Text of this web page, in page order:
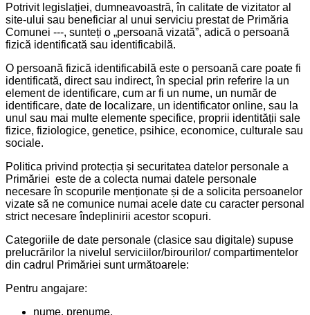
Potrivit legislației, dumneavoastră, în calitate de vizitator al
site-ului sau beneficiar al unui serviciu prestat de Primăria
Comunei ---, sunteți o „persoană vizată”, adică o persoană
fizică identificată sau identificabilă.
O persoană fizică identificabilă este o persoană care poate fi
identificată, direct sau indirect, în special prin referire la un
element de identificare, cum ar fi un nume, un număr de
identificare, date de localizare, un identificator online, sau la
unul sau mai multe elemente specifice, proprii identității sale
fizice, fiziologice, genetice, psihice, economice, culturale sau
sociale.
Politica privind protecția și securitatea datelor personale a
Primăriei este de a colecta numai datele personale
necesare în scopurile menționate și de a solicita persoanelor
vizate să ne comunice numai acele date cu caracter personal
strict necesare îndeplinirii acestor scopuri.
Categoriile de date personale (clasice sau digitale) supuse
prelucrărilor la nivelul serviciilor/birourilor/ compartimentelor
din cadrul Primăriei sunt următoarele:
Pentru angajare:
nume, prenume,